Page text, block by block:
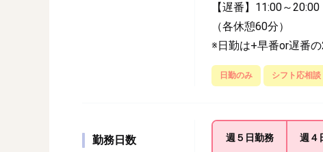
【遅番】11:00～20:00
（各休憩60分）
※日勤は+早番or遅番の
日勤のみ シフト応相談
勤務日数 週５日勤務 週４